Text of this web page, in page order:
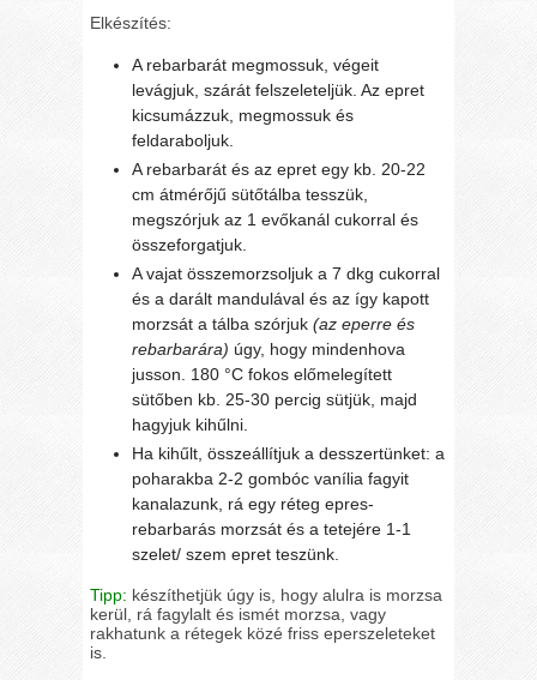
Elkészítés:
A rebarbarát megmossuk, végeit
levágjuk, szárát felszeleteljük. Az epret
kicsumázzuk, megmossuk és
feldaraboljuk.
A rebarbarát és az epret egy kb. 20-22
cm átmérőjű sütőtálba tesszük,
megszórjuk az 1 evőkanál cukorral és
összeforgatjuk.
A vajat összemorzsoljuk a 7 dkg cukorral
és a darált mandulával és az így kapott
morzsát a tálba szórjuk(az eperre és
rebarbarára) úgy, hogy mindenhova
jusson. 180 °C fokos előmelegített
sütőben kb. 25-30 percig sütjük, majd
hagyjuk kihűlni.
Ha kihűlt, összeállítjuk a desszertünket: a
poharakba 2-2 gombóc vanília fagyit
kanalazunk, rá egy réteg epres-
rebarbarás morzsát és a tetejére 1-1
szelet/ szem epret teszünk.
Tipp: készíthetjük úgy is, hogy alulra is morzsa
kerül, rá fagylalt és ismét morzsa, vagy
rakhatunk a rétegek közé friss eperszeleteket
is.